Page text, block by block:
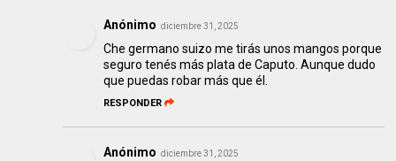
Anónimo diciembre 31, 2025
Che germano suizo me tirás unos mangos porque
seguro tenés más plata de Caputo. Aunque dudo
que puedas robar más que él.
RESPONDER
Anónimo diciembre 31, 2025